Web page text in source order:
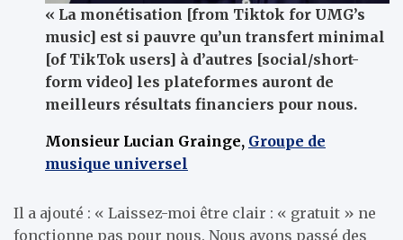
« La monétisation [from Tiktok for UMG’s
music] est si pauvre qu’un transfert minimal
[of TikTok users] à d’autres [social/short-
form video] les plateformes auront de
meilleurs résultats financiers pour nous.
Monsieur Lucian Grainge, Groupe de
musique universel
Il a ajouté : « Laissez-moi être clair : « gratuit » ne
fonctionne pas pour nous. Nous avons passé des